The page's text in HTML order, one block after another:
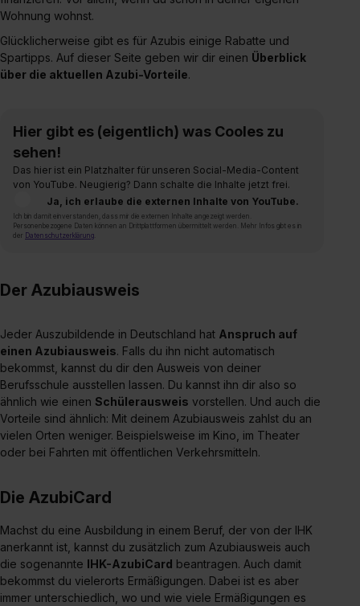
Wohnung wohnst.
Glücklicherweise gibt es für Azubis einige Rabatte und
Spartipps. Auf dieser Seite geben wir dir einen Überblick
über die aktuellen Azubi-Vorteile.
Hier gibt es (eigentlich) was Cooles zu
sehen!
Das hier ist ein Platzhalter für unseren Social-Media-Content
von YouTube. Neugierig? Dann schalte die Inhalte jetzt frei.
Ja, ich erlaube die externen Inhalte von YouTube.
Ich bin damit einverstanden, dass mir die externen Inhalte angezeigt werden.
Personenbezogene Daten können an Drittplattformen übermittelt werden. Mehr Infos gibt es in
der Datenschutzerklärung
Der Azubiausweis
Jeder Auszubildende in Deutschland hat Anspruch auf
einen Azubiausweis. Falls du ihn nicht automatisch
bekommst, kannst du dir den Ausweis von deiner
Berufsschule ausstellen lassen. Du kannst ihn dir also so
ähnlich wie einen Schülerausweis vorstellen. Und auch die
Vorteile sind ähnlich: Mit deinem Azubiausweis zahlst du an
vielen Orten weniger. Beispielsweise im Kino, im Theater
oder bei Fahrten mit öffentlichen Verkehrsmitteln.
Die AzubiCard
Machst du eine Ausbildung in einem Beruf, der von der IHK
anerkannt ist, kannst du zusätzlich zum Azubiausweis auch
die sogenannte IHK-AzubiCard beantragen. Auch damit
bekommst du vielerorts Ermäßigungen. Dabei ist es aber
immer unterschiedlich, wo und wie viele Ermäßigungen es